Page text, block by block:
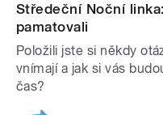
Středeční Noční
pamatovali
Položili jste si někdy
vnímají a jak si vás
čas?